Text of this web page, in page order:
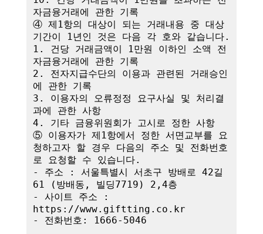
자금융거래에 관한 기록
④ 제1항의 대상이 되는 거래내용 중 대상
기간이 1년인 것은 다음 각 호와 같습니다.
1. 건당 거래금액이 1만원 이하인 소액 전
자금융거래에 관한 기록
2. 전자지급수단의 이용과 관련된 거래승인
에 관한 기록
3. 이용자의 오류정정 요구사실 및 처리결
과에 관한 사항
4. 기타 금융위원회가 고시로 정한 사항
⑤ 이용자가 제1항에서 정한 서면교부를 요
청하고자 할 경우 다음의 주소 및 전화번호
로 요청할 수 있습니다.
- 주소 : 서울특별시 서초구 방배로 42길
61 (방배동, 빌딩7719) 2,4층
- 사이트 주소 :
https://www.giftting.co.kr
- 전화번호: 1666-5046